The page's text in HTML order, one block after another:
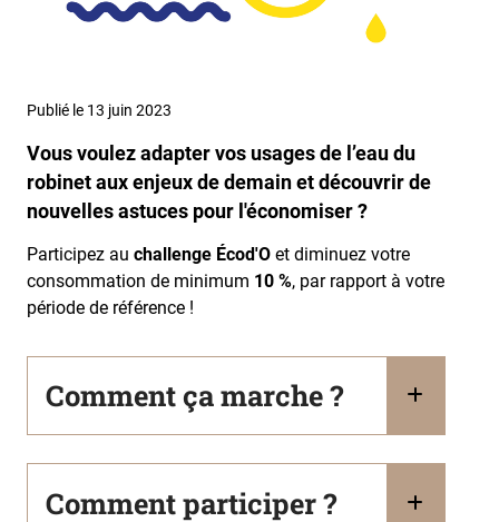
Publié le 13 juin 2023
Vous voulez adapter vos usages de l’eau du
robinet aux enjeux de demain et découvrir de
nouvelles astuces pour l'économiser ?
Participez au challenge Écod'O et diminuez votre
consommation de minimum 10 %, par rapport à votre
période de référence !
Comment ça marche ?
Comment participer ?